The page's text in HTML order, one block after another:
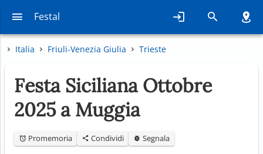
Festal
Italia Friuli-Venezia Giulia Trieste
Festa Siciliana Ottobre
2025 a Muggia
Promemoria Condividi Segnala